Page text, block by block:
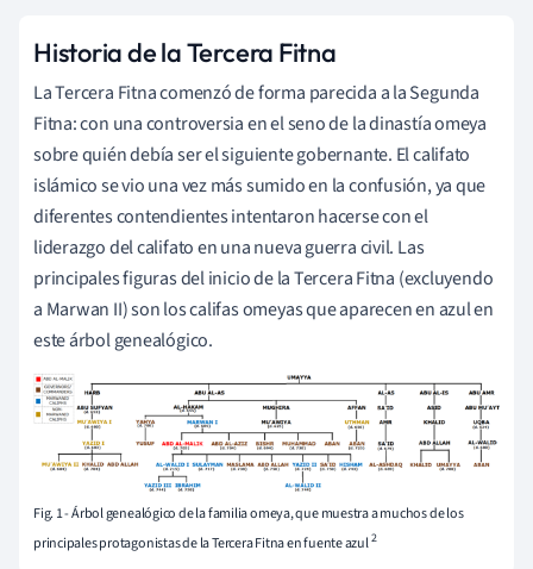
Historia de la Tercera Fitna
La Tercera Fitna comenzó de forma parecida a la Segunda
Fitna: con una controversia en el seno de la dinastía omeya
sobre quién debía ser el siguiente gobernante. El califato
islámico se vio una vez más sumido en la confusión, ya que
diferentes contendientes intentaron hacerse con el
liderazgo del califato en una nueva guerra civil. Las
principales figuras del inicio de la Tercera Fitna (excluyendo
a Marwan II) son los califas omeyas que aparecen en azul en
este árbol genealógico.
Fig. 1 - Árbol genealógico de la familia omeya, que muestra a muchos de los
principales protagonistas de la Tercera Fitna en fuente azul2